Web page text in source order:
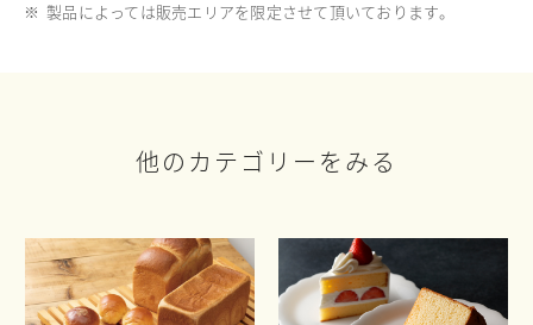
※ 製品によっては販売エリアを限定させて頂いております。
他のカテゴリーをみる